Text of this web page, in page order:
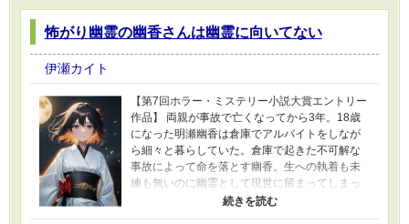
怖がり幽霊の幽香さんは幽霊に向いてない
伊瀬カイト
【第7回ホラー・ミステリー小説大賞エントリー
作品】 両親が事故で亡くなってから3年。18歳
になった明瀬幽香は倉庫でアルバイトをしなが
ら細々と暮らしていた。倉庫で起きた不可解な
事故によって命を落とす幽香。生への執着も未
練も無いのに幽霊として現世に留まってしまっ
た幽香は同類である幽霊の姿を見れるようにな
ってしまって... これは怖がりな幽香が幽霊を怖